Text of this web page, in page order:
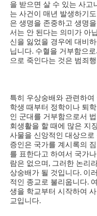
을 받으면 살 수 있는 사고
는 사건이 매년 발생하기
은 생명을 존중하고 생명
서는 안 된다는 의미가 아
신을 잃었을 경우에 대비
닙니다. 수혈을 거부함으
으로 죽인다는 것은 범죄
특히 우상숭배와 관련하
학생 때부터 정학이나 퇴
인 군대를 거부함으로서
회생활을 할 때에 많은 지
사물을 신앙적인 대상으
증인은 국가를 계시록의
를 표한다고 하여서 국가
람은 없으며 , 그러한 논리
상숭배가 될 것입니다. 이
적인 종교로 불리웁니다.
생을 학교부터 시작하여
교입니다.